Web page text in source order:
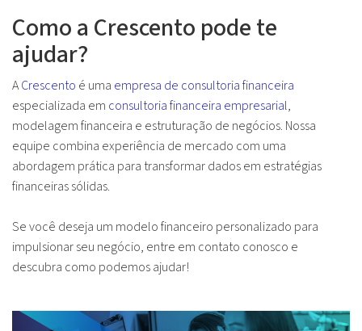
Como a Crescento pode te
ajudar?
ACrescento é uma empresa de consultoria financeira
especializada em consultoria financeira empresarial,
modelagem financeira e estruturação de negócios. Nossa
equipe combina experiência de mercado com uma
abordagem prática para transformar dados em estratégias
financeiras sólidas.
Se você deseja um modelo financeiro personalizado para
impulsionar seu negócio, entre em contato conosco e
descubra como podemos ajudar!